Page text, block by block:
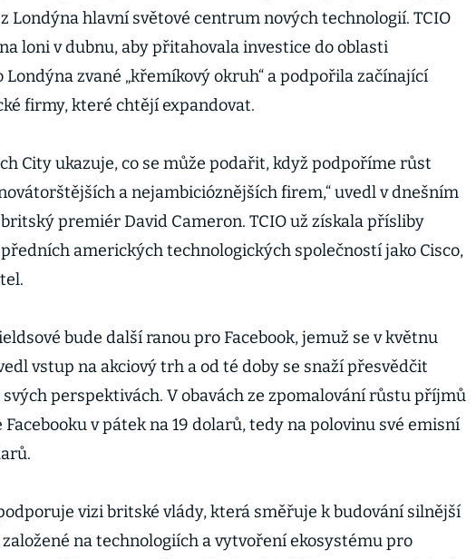
Londýna hlavní světové centrum nových technologií. TCIO
loni v dubnu, aby přitahovala investice do oblasti
Londýna zvané „křemíkový okruh“ a podpořila začínající
firmy, které chtějí expandovat.
City ukazuje, co se může podařit, když podpoříme růst
a nejambicióznějších firem,“ uvedl v dnešním
premiér David Cameron. TCIO už získala přísliby
amerických technologických společností jako Cisco,
bude další ranou pro Facebook, jemuž se v květnu
vstup na akciový trh a od té doby se snaží přesvědčit
perspektivách. V obavách ze zpomalování růstu příjmů
Facebooku v pátek na 19 dolarů, tedy na polovinu své emisní
vizi britské vlády, která směřuje k budování silnější
na technologiích a vytvoření ekosystému pro